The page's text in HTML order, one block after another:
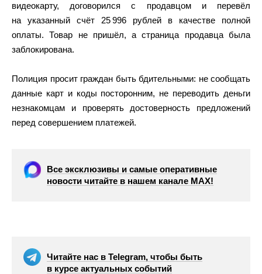
видеокарту, договорился с продавцом и перевёл
на указанный счёт 25 996 рублей в качестве полной
оплаты. Товар не пришёл, а страница продавца была
заблокирована.
Полиция просит граждан быть бдительными: не сообщать
данные карт и коды посторонним, не переводить деньги
незнакомцам и проверять достоверность предложений
перед совершением платежей.
Все эксклюзивы и самые оперативные
новости читайте в нашем канале МАХ!
Читайте нас в Telegram, чтобы быть
в курсе актуальных событий